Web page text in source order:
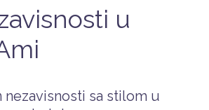
u
nezavisnosti sa stilom u